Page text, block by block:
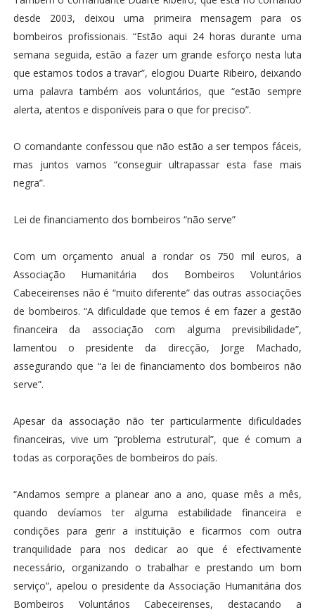
desde 2003, deixou uma primeira mensagem para os
bombeiros profissionais. “Estão aqui 24 horas durante uma
semana seguida, estão a fazer um grande esforço nesta luta
que estamos todos a travar”, elogiou Duarte Ribeiro, deixando
uma palavra também aos voluntários, que “estão sempre
alerta, atentos e disponíveis para o que for preciso”.
O comandante confessou que não estão a ser tempos fáceis,
mas juntos vamos “conseguir ultrapassar esta fase mais
negra”.
Lei de financiamento dos bombeiros “não serve”
Com um orçamento anual a rondar os 750 mil euros, a
Associação Humanitária dos Bombeiros Voluntários
Cabeceirenses não é “muito diferente” das outras associações
de bombeiros. “A dificuldade que temos é em fazer a gestão
financeira da associação com alguma previsibilidade”,
lamentou o presidente da direcção, Jorge Machado,
assegurando que “a lei de financiamento dos bombeiros não
serve”.
Apesar da associação não ter particularmente dificuldades
financeiras, vive um “problema estrutural”, que é comum a
todas as corporações de bombeiros do país.
“Andamos sempre a planear ano a ano, quase mês a mês,
quando devíamos ter alguma estabilidade financeira e
condições para gerir a instituição e ficarmos com outra
tranquilidade para nos dedicar ao que é efectivamente
necessário, organizando o trabalhar e prestando um bom
serviço”, apelou o presidente da Associação Humanitária dos
Bombeiros Voluntários Cabeceirenses, destacando a